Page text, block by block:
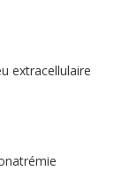
extracellulaire